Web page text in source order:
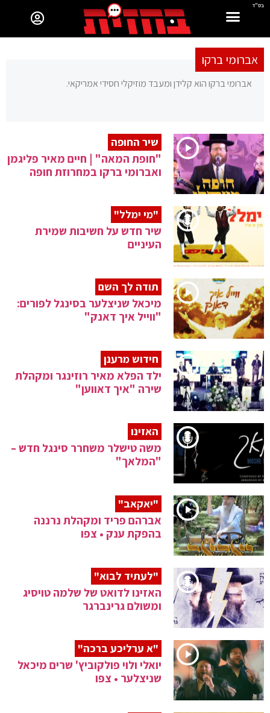
בס"ד
אברומי ברקו
אברומי ברקו הוא קלידן ומעבד מוזיקלי חסידי אמריקאי.
שיר החופה
"חופת המאה" | חיים מאיר פליגמן
ואברומי ברקו במחרוזת חופה
"מי ימלל"
שיר חדש על חשיבות שמירת
העיניים
תודה לך השם
מיכאל שניצלער בסינגל לפורים:
"ווייל איך דאנק"
חידוש מרענן
ילד הפלא מאיר רוזינגר ומקהלת
שירה "איך דאווען"
האזינו
משה טישלר משחרר סינגל חדש –
"המלאך"
"יאקאב"
אברהם פריד ומקהלת נרננה
בהפקת ענק • צפו
"לעתיד לבוא"
האזינו לדואט של שלמה טויסיג
ומשולם גרינברגר
"א ערליכע ברכה"
יואלי ולוי פולקוביץ' שרים מיכאל
שניצלער • צפו